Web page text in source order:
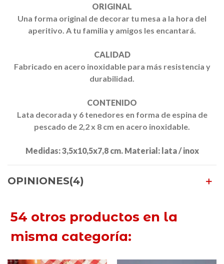
ORIGINAL
Una forma original de decorar tu mesa a la hora del
aperitivo A tu familia y amigos les encantará.
CALIDAD
Fabricado en acero inoxidable para más resistencia y
durabilidad.
CONTENIDO
Lata decorada y 6 tenedores en forma de espina de
pescado de 2,2x 8 cm en acero inoxidable.
Medidas:3,5x10,5x7,8 cm. Material: lata / inox
OPINIONES(4)
54 otros productos en la
misma categoría: